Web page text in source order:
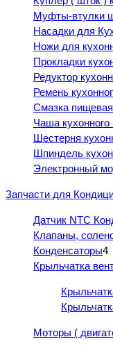
Муфты-втулки
Насадки для
Ножи для
Прокладки
Редуктор
Ремень
Смазка
Чаша
Шестерня
Шпиндель
Электронный
Запчасти для
Датчик NTC
Клапаны,
Конденсаторы4
Крыльчатка
Моторы (